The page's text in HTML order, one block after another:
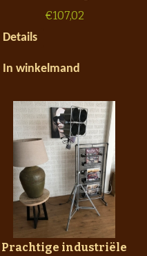
€107,02
Details
In winkelmand
Prachtige industriële